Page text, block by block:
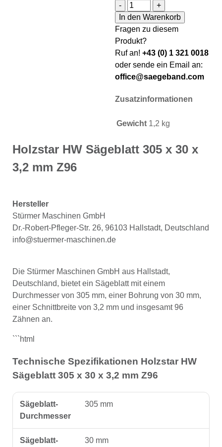
-
Holzstar HW Sägeblatt
+
In den Warenkorb
Fragen zu diesem
Produkt?
Ruf an! +43 (0) 1 321 0018
oder sende ein Email an:
office@saegeband.com
Zusatzinformationen
Gewicht 1,2 kg
Holzstar HW Sägeblatt 305 x 30 x
3,2 mm Z96
Hersteller
Stürmer Maschinen GmbH
Dr.-Robert-Pfleger-Str. 26, 96103 Hallstadt, Deutschland
info@stuermer-maschinen.de
Die Stürmer Maschinen GmbH aus Hallstadt,
Deutschland, bietet ein Sägeblatt mit einem
Durchmesser von 305 mm, einer Bohrung von 30 mm,
einer Schnittbreite von 3,2 mm und insgesamt 96
Zähnen an.
```html
Technische Spezifikationen Holzstar HW
Sägeblatt 305 x 30 x 3,2 mm Z96
Sägeblatt-
Durchmesser
305 mm
Sägeblatt-
30 mm